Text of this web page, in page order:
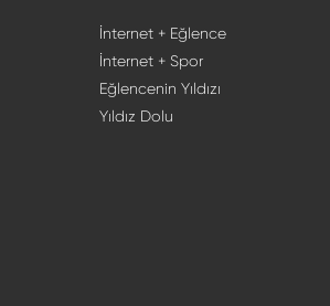
İnternet + Eğlence
İnternet + Spor
Eğlencenin Yıldızı
Yıldız Dolu